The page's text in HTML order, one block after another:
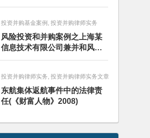
卷·意大利)》
投资并购基金案例, 投资并购律师实务
风险投资和并购案例之上海某
信息技术有限公司兼并和风险
投资服务
投资并购律师实务, 投资并购律师实务文章
东航集体返航事件中的法律责
任(《财富人物》2008)